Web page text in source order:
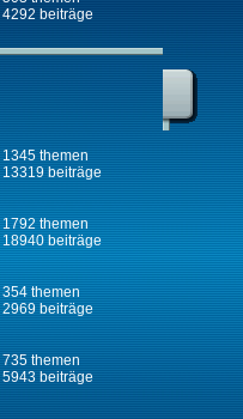
4292 beiträge
1345 themen
13319 beiträge
1792 themen
18940 beiträge
354 themen
2969 beiträge
735 themen
5943 beiträge